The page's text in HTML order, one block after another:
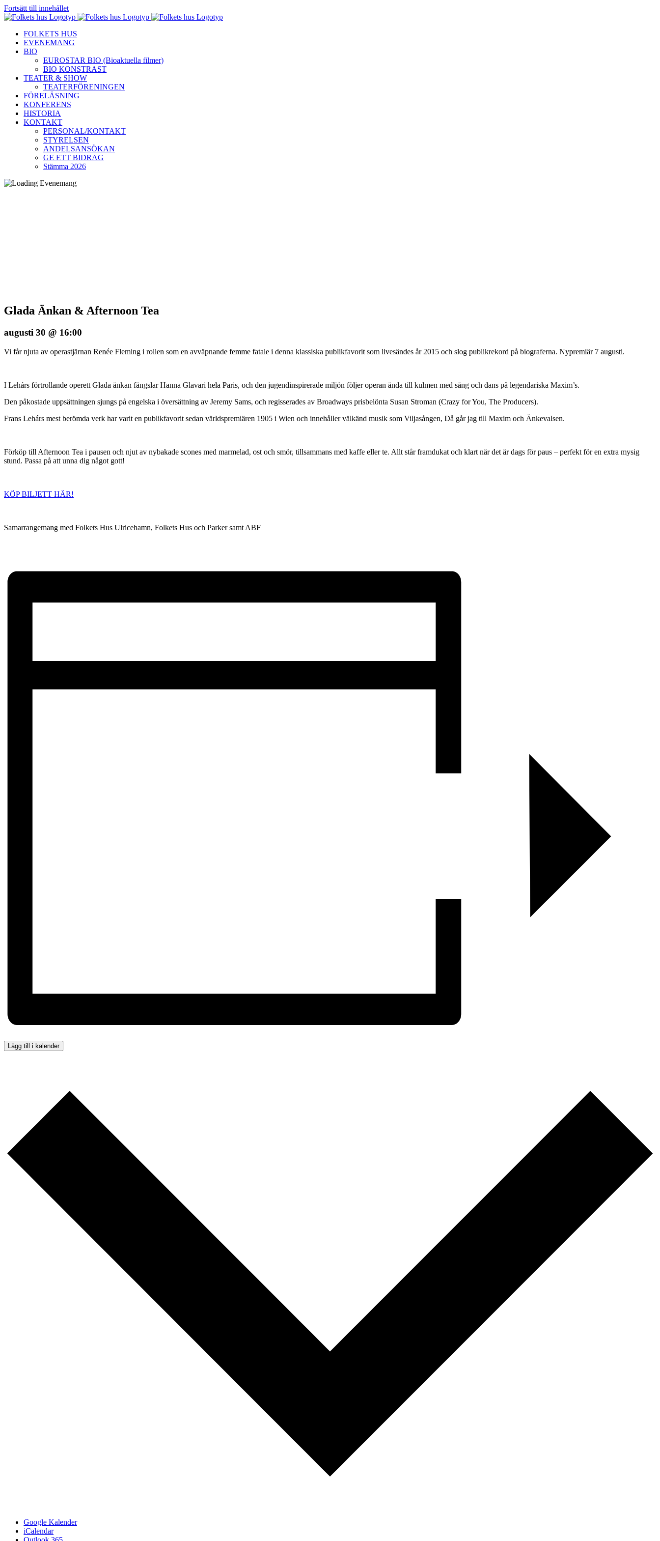
Fortsätt till innehållet
FOLKETS HUS
EVENEMANG
BIO
EUROSTAR BIO (Bioaktuella filmer)
BIO KONSTRAST
TEATER & SHOW
TEATERFÖRENINGEN
FÖRELÄSNING
KONFERENS
HISTORIA
KONTAKT
PERSONAL/KONTAKT
STYRELSEN
ANDELSANSÖKAN
GE ETT BIDRAG
Stämma 2026
Glada Änkan & Afternoon Tea
augusti 30 @ 16:00
Vi får njuta av operastjärnan Renée Fleming i rollen som en avväpnande femme fatale i denna klassiska publikfavorit som livesändes år 2015 och slog publikrekord på biograferna. Nypremiär 7 augusti.
I Lehárs förtrollande operett Glada änkan fängslar Hanna Glavari hela Paris, och den jugendinspirerade miljön följer operan ända till kulmen med sång och dans på legendariska Maxim’s.
Den påkostade uppsättningen sjungs på engelska i översättning av Jeremy Sams, och regisserades av Broadways prisbelönta Susan Stroman (Crazy for You, The Producers).
Frans Lehárs mest berömda verk har varit en publikfavorit sedan världspremiären 1905 i Wien och innehåller välkänd musik som Viljasången, Då går jag till Maxim och Änkevalsen.
Förköp till Afternoon Tea i pausen och njut av nybakade scones med marmelad, ost och smör, tillsammans med kaffe eller te. Allt står framdukat och klart när det är dags för paus – perfekt för en extra mysig
stund. Passa på att unna dig något gott!
KÖP BILJETT HÄR!
Samarrangemang med Folkets Hus Ulricehamn, Folkets Hus och Parker samt ABF
Lägg till i kalender
Google Kalender
iCalendar